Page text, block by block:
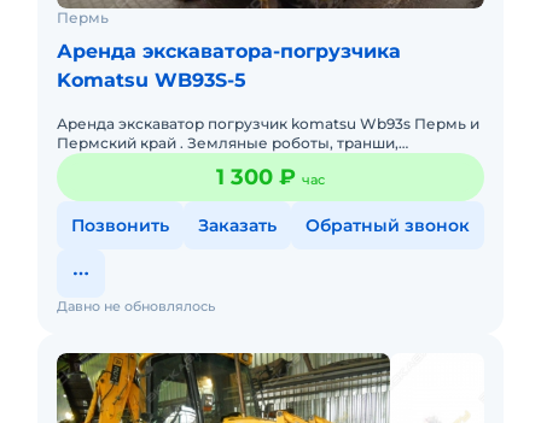
Пермь
Аренда экскаватора-погрузчика
Komatsu WB93S-5
Аренда экскаватор погрузчик komatsu Wb93s Пермь и
Пермский край . Земляные роботы, транши,
планировка территории, рытье котлованов , и другой
вида робота люб
1 300 ₽ час
Позвонить Заказать Обратный звонок
Давно не обновлялось